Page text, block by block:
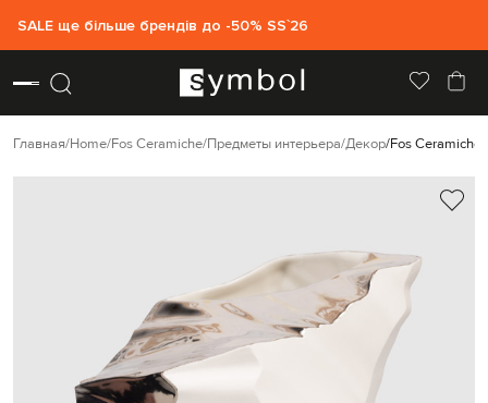
SALE ще більше брендів до -50% SS`26
Главная Home Fos Ceramiche Предметы интерьера Декор Fos